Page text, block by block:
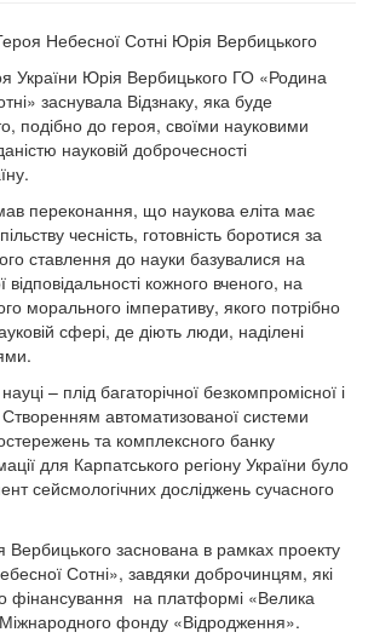
Небесної Сотні Юрія Вербицького
України Юрія Вербицького ГО «Родина
заснувала Відзнаку, яка буде
подібно до героя, своїми науковими
науковій доброчесності
переконання, що наукова еліта має
чесність, готовність боротися за
ставлення до науки базувалися на
відповідальності кожного вченого, на
морального імперативу, якого потрібно
сфері, де діють люди, наділені
– плід багаторічної безкомпромісної і
Створенням автоматизованої системи
та комплексного банку
для Карпатського регіону України було
сейсмологічних досліджень сучасного
Вербицького заснована в рамках проекту
Сотні», завдяки доброчинцям, які
фінансування на платформі «Велика
Міжнародного фонду «Відродження».